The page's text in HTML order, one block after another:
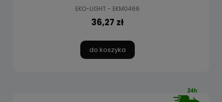
EKO-LIGHT - EKM0466
36,27 zł
do koszyka